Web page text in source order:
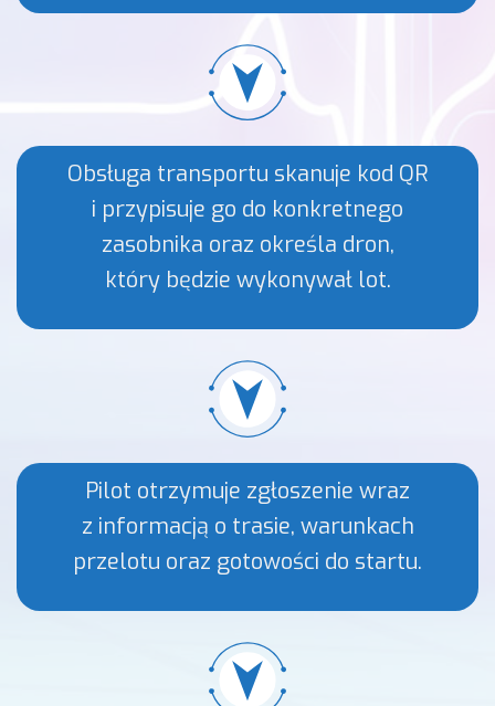
Obsługa transportu skanuje kod QR
i przypisuje go do konkretnego
zasobnika oraz określa dron,
który będzie wykonywał lot.
Pilot otrzymuje zgłoszenie wraz
z informacją o trasie, warunkach
przelotu oraz gotowości do startu.